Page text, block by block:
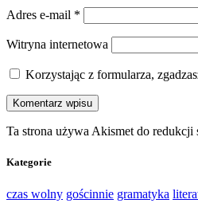
Adres e-mail *
Witryna internetowa
Korzystając z formularza,
Ta strona używa Akismet do redukcji
Kategorie
czas wolny gościnnie gramatyka